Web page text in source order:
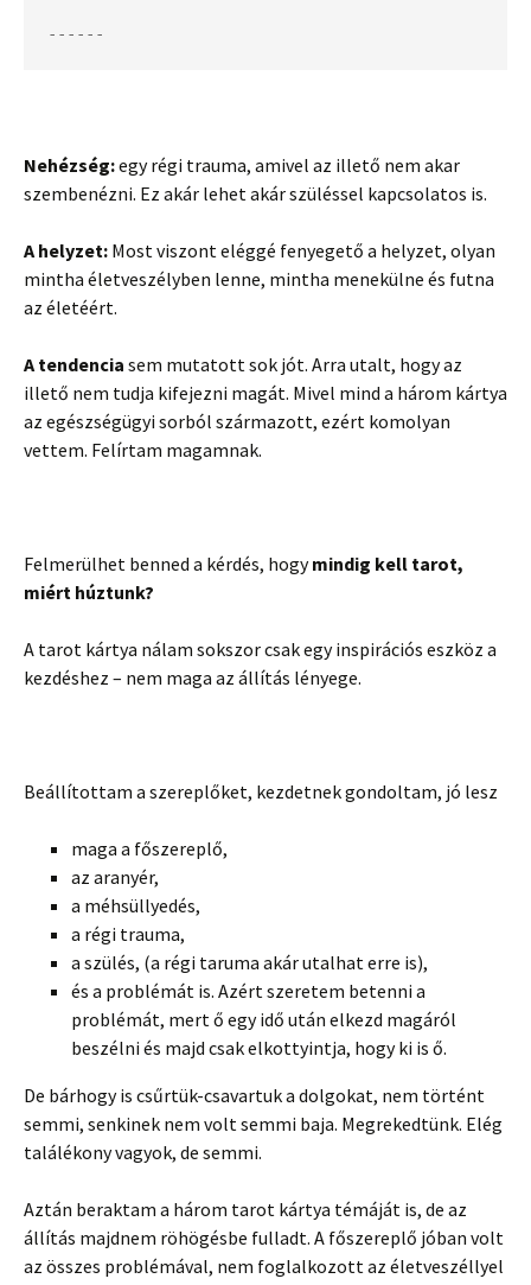
------
Nehézség:egy régi trauma, amivel az illető nem akar
szembenézni. Ez akár lehet akár szüléssel kapcsolatos is.
A helyzet: Most viszont eléggé fenyegető a helyzet, olyan
mintha életveszélyben lenne, mintha menekülne és futna
az életéért.
A tendencia sem mutatott sok jót. Arra utalt, hogy az
illető nem tudja kifejezni magát. Mivel mind a három kártya
az egészségügyi sorból származott, ezért komolyan
vettem. Felírtam magamnak.
Felmerülhet benned a kérdés, hogymindig kell tarot,
miért húztunk?
A tarot kártya nálam sokszor csak egy inspirációs eszköz a
kezdéshez – nem maga az állítás lényege.
Beállítottam a szereplőket, kezdetnek gondoltam, jó lesz
maga a főszereplő,
az aranyér,
a méhsüllyedés,
a régi trauma,
a szülés, (a régi taruma akár utalhat erre is),
és a problémát is. Azért szeretem betenni a
problémát, mert ő egy idő után elkezd magáról
beszélni és majd csak elkottyintja, hogy ki is ő.
De bárhogy is csűrtük-csavartuk a dolgokat, nem történt
semmi, senkinek nem volt semmi baja. Megrekedtünk. Elég
találékony vagyok, de semmi.
Aztán beraktam a három tarot kártya témáját is, de az
állítás majdnem röhögésbe fulladt. A főszereplő jóban volt
az összes problémával, nem foglalkozott az életveszéllyel